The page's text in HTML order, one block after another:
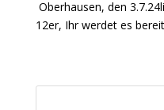
Oberhausen, den
12er, Ihr werdet es